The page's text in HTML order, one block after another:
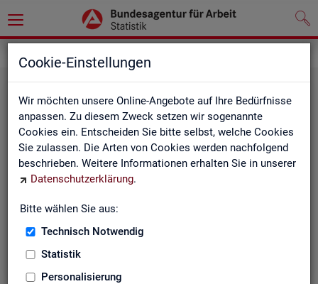
Cookie-Einstellungen
Wir möchten unsere Online-Angebote auf Ihre Bedürfnisse
anpassen. Zu diesem Zweck setzen wir sogenannte
Cookies ein. Entscheiden Sie bitte selbst, welche Cookies
Sie zulassen. Die Arten von Cookies werden nachfolgend
beschrieben. Weitere Informationen erhalten Sie in unserer
Datenschutzerklärung.
Bitte wählen Sie aus:
Technisch Notwendig
Statistik
Personalisierung